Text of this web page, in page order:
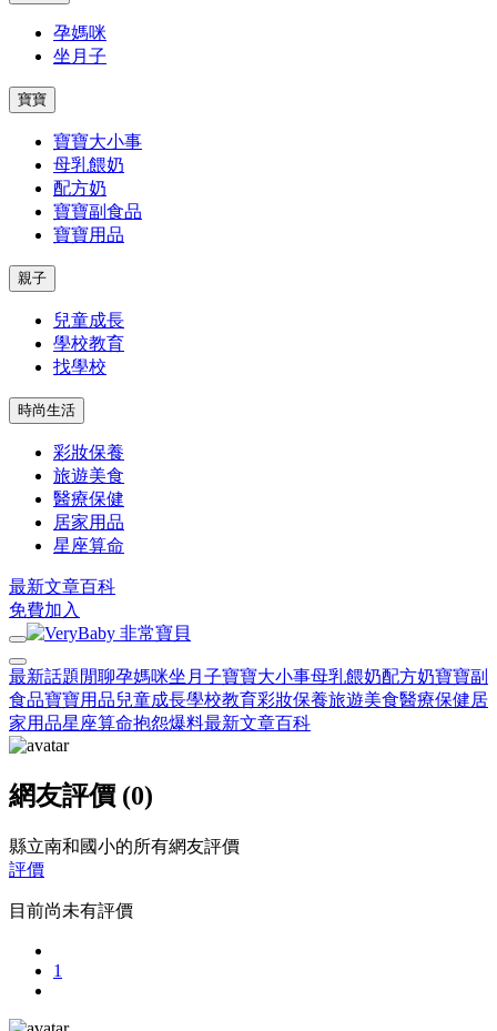
孕媽咪
坐月子
寶寶
寶寶大小事
母乳餵奶
配方奶
寶寶副食品
寶寶用品
親子
兒童成長
學校教育
找學校
時尚生活
彩妝保養
旅遊美食
醫療保健
居家用品
星座算命
最新文章百科
免費加入
最新話題 閒聊孕媽咪坐月子寶寶大小事母乳餵奶配方奶寶寶副
食品寶寶用品兒童成長學校教育彩妝保養旅遊美食醫療保健居
家用品星座算命抱怨爆料最新文章百科
網友評價 (0)
縣立南和國小的所有網友評價
評價
目前尚未有評價
1